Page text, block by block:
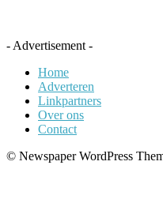
- Advertisement -
Home
Adverteren
Linkpartners
Over ons
Contact
© Newspaper WordPress